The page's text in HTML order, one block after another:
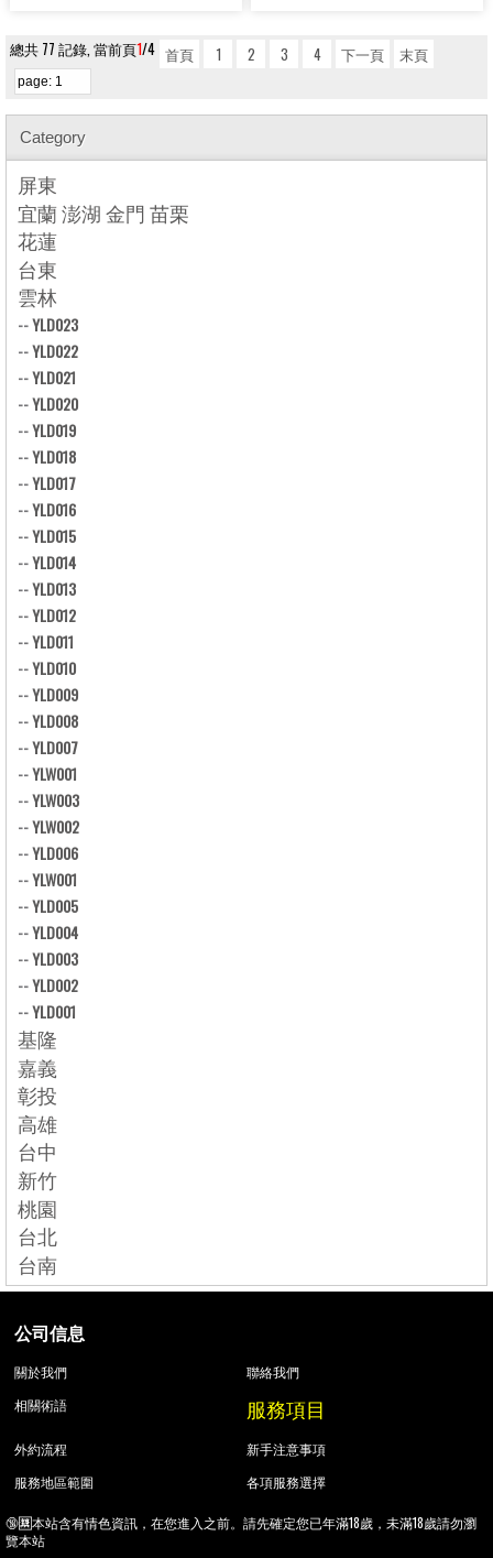
總共 77 記錄, 當前頁1/4 首頁 1 2 3 4 下一頁 末頁
Category
屏東
宜蘭 澎湖 金門 苗栗
花蓮
台東
雲林
--YLD023
--YLD022
--YLD021
--YLD020
--YLD019
--YLD018
--YLD017
--YLD016
--YLD015
--YLD014
--YLD013
--YLD012
--YLD011
--YLD010
--YLD009
--YLD008
--YLD007
--YLW001
--YLW003
--YLW002
--YLD006
--YLW001
--YLD005
--YLD004
--YLD003
--YLD002
--YLD001
基隆
嘉義
彰投
高雄
台中
新竹
桃園
台北
台南
公司信息
關於我們
聯絡我們
相關術語
服務項目
外約流程
新手注意事項
服務地區範圍
各項服務選擇
🔞🈲本站含有情色資訊，在您進入之前。請先確定您已年滿18歲，未滿18歲請勿瀏
覽本站